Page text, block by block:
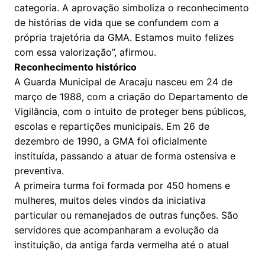
categoria. A aprovação simboliza o reconhecimento
de histórias de vida que se confundem com a
própria trajetória da GMA. Estamos muito felizes
com essa valorização”, afirmou.
Reconhecimento histórico
A Guarda Municipal de Aracaju nasceu em 24 de
março de 1988, com a criação do Departamento de
Vigilância, com o intuito de proteger bens públicos,
escolas e repartições municipais. Em 26 de
dezembro de 1990, a GMA foi oficialmente
instituída, passando a atuar de forma ostensiva e
preventiva.
A primeira turma foi formada por 450 homens e
mulheres, muitos deles vindos da iniciativa
particular ou remanejados de outras funções. São
servidores que acompanharam a evolução da
instituição, da antiga farda vermelha até o atual